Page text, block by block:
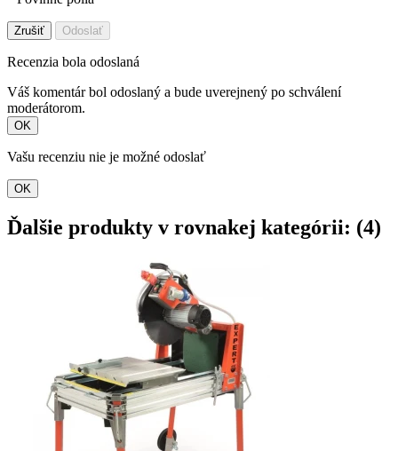
Zrušiť Odoslať
Recenzia bola odoslaná
Váš komentár bol odoslaný a bude uverejnený po schválení
moderátorom.
OK
Vašu recenziu nie je možné odoslať
OK
Ďalšie produkty v rovnakej kategórii: (4)